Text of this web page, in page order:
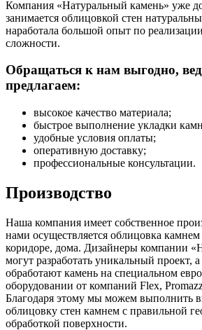
Компания «Натуральный камень» уже
занимается облицовкой стен
наработала большой опыт по
сложности.
Обращаться к нам выгодно,
предлагаем:
высокое качество материала;
быстрое выполнение укладки
удобные условия оплаты;
оперативную доставку;
профессиональные консультации.
Производство
Наша компания имеет собственное
нами осуществляется облицовка камнем
коридоре, дома. Дизайнеры компании
могут разработать уникальный проект,
обработают камень на специальном
оборудовании от компаний Flex,
Благодаря этому мы можем выполнить
облицовку стен камнем с правильной
обработкой поверхности.